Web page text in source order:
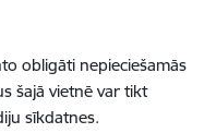
obligāti nepieciešamās
šajā vietnē var tikt
sīkdatnes.